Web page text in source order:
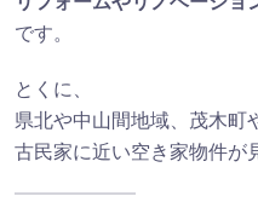
です。
とくに、
県北や中山間地域、茂木町
古民家に近い空き家物件が